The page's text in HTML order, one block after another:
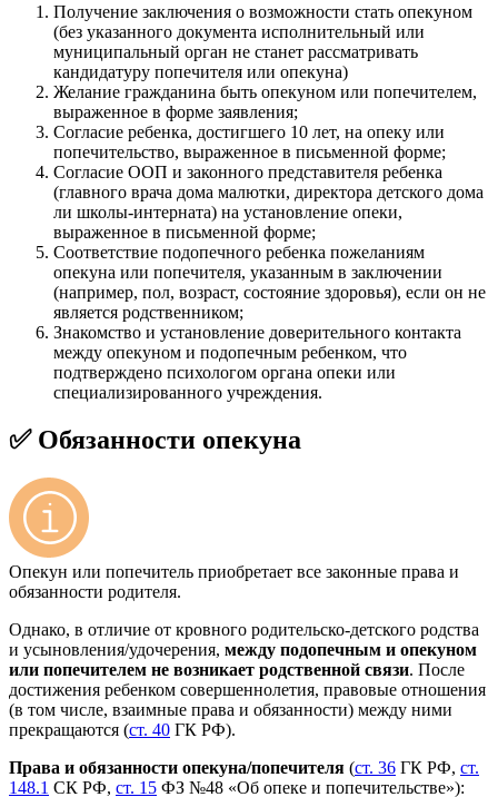
Получение заключения о возможности стать опекуном
(без указанного документа исполнительный или
муниципальный орган не станет рассматривать
кандидатуру попечителя или опекуна)
Желание гражданина быть опекуном или попечителем,
выраженное в форме заявления;
Согласие ребенка, достигшего 10 лет, на опеку или
попечительство, выраженное в письменной форме;
Согласие ООП и законного представителя ребенка
(главного врача дома малютки, директора детского дома
ли школы-интерната) на установление опеки,
выраженное в письменной форме;
Соответствие подопечного ребенка пожеланиям
опекуна или попечителя, указанным в заключении
(например, пол, возраст, состояние здоровья), если он не
является родственником;
Знакомство и установление доверительного контакта
между опекуном и подопечным ребенком, что
подтверждено психологом органа опеки или
специализированного учреждения.
✅ Обязанности опекуна
Опекун или попечитель приобретает все законные права и
обязанности родителя.
Однако, в отличие от кровного родительско-детского родства
и усыновления/удочерения, между подопечным и опекуном
или попечителем не возникает родственной связи. После
достижения ребенком совершеннолетия, правовые отношения
(в том числе, взаимные права и обязанности) между ними
прекращаются (ст. 40 ГК РФ).
Права и обязанности опекуна/попечителя (ст. 36 ГК РФ, ст.
148.1 СК РФ, ст. 15 ФЗ №48 «Об опеке и попечительстве»):